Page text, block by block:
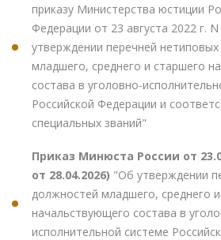
приказу Министерства юстиции
Федерации от 23 августа 2022 г.
утверждении перечней
младшего, среднего и старшего
состава в уголовно-
Российской Федерации и
специальных званий"
Приказ Минюста России от
от 28.04.2026) "Об утверждении
должностей младшего, среднего
начальствующего состава в
исполнительной системе